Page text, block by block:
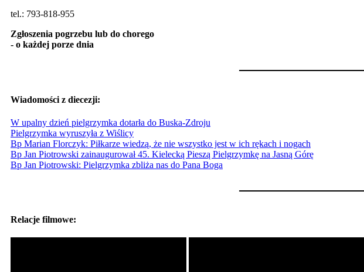
tel.: 793-818-955
Zgłoszenia pogrzebu lub do chorego
- o każdej porze dnia
Wiadomości z diecezji:
W upalny dzień pielgrzymka dotarła do Buska-Zdroju
Pielgrzymka wyruszyła z Wiślicy
Bp Marian Florczyk: Piłkarze wiedzą, że nie wszystko jest w ich rękach i nogach
Bp Jan Piotrowski zainaugurował 45. Kielecką Pieszą Pielgrzymkę na Jasną Górę
Bp Jan Piotrowski: Pielgrzymka zbliża nas do Pana Boga
Relacje filmowe: